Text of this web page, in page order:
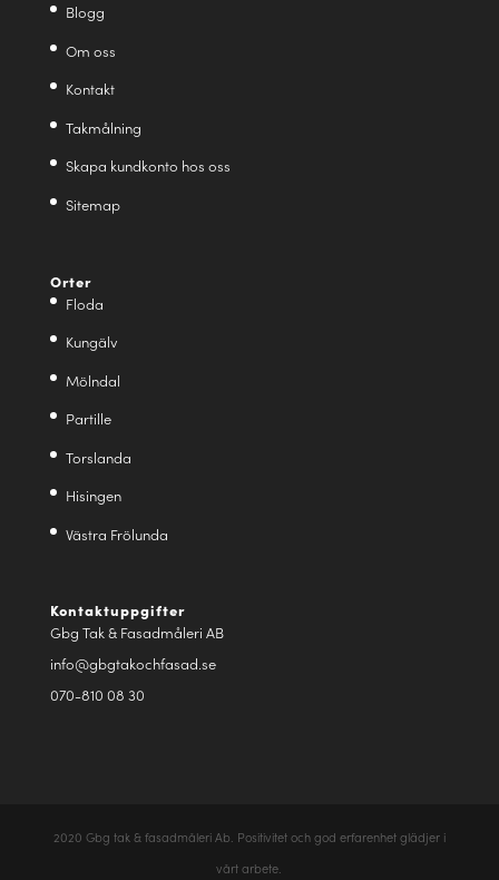
Blogg
Om oss
Kontakt
Takmålning
Skapa kundkonto hos oss
Sitemap
Orter
Floda
Kungälv
Mölndal
Partille
Torslanda
Hisingen
Västra Frölunda
Kontaktuppgifter
Gbg Tak & Fasadmåleri AB
info@gbgtakochfasad.se
070-810 08 30
2020 Gbg tak & fasadmåleri Ab. Positivitet och god erfarenhet glädjer i
vårt arbete.